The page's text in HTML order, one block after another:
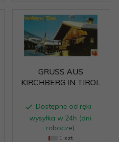
GRUSS AUS
KIRCHBERG IN TIROL
Dostępne od ręki –
wysyłka w 24h (dni
robocze)
1 szt.